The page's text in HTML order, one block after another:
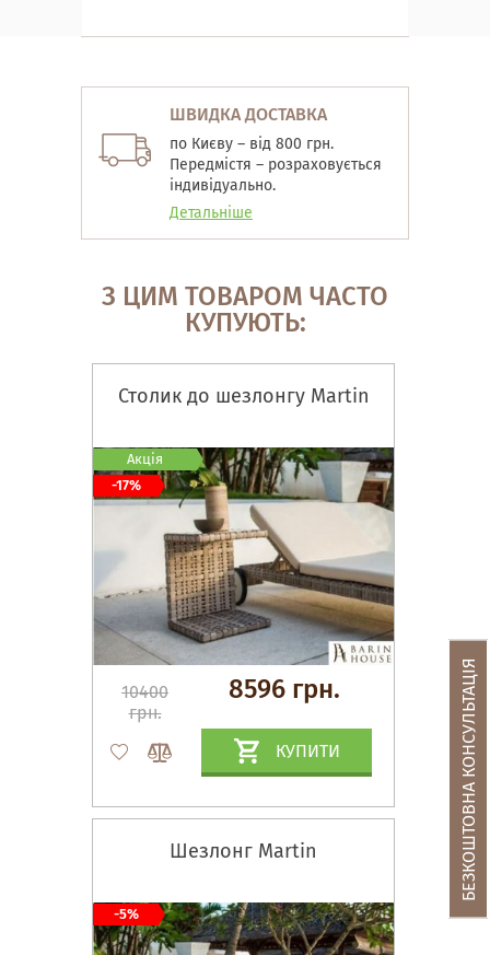
ШВИДКА ДОСТАВКА
по Києву – від 800 грн.
Передмістя – розраховується
індивідуально.
Детальніше
З ЦИМ ТОВАРОМ ЧАСТО
КУПУЮТЬ:
Столик до шезлонгу Martin
10400
грн.
8596 грн.
КУПИТИ
Акція
-17%
Шезлонг Martin
-5%
БЕЗКОШТОВНА КОНСУЛЬТАЦІЯ